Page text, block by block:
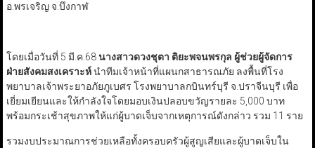
อ.พรเจริญ จ.บึงกาฬ
โดยเมื่อวันที่ 5 มี.ค.68นางสาวดวงชุตา ติยะพจนพรกุล ผู้ช่วยผู้จัดการ
ฝ่ายสังคมสงเคราะห์นำทีมเจ้าหน้าที่แผนกสาธารณภัย ลงพื้นที่โรง
พยาบาลเจ้าพระยาอภัยภูเบศร โรงพยาบาลกบินทร์บุรี จ.ปราจีนบุรี เพื่อ
เยี่ยมเยียนและให้กำลังใจโดยมอบเงินปลอบขวัญรายละ 5,000 บาท
พร้อมกระเช้าสุขภาพให้แก่ผู้บาดเจ็บจากเหตุการณ์ดังกล่าว รวม 11 ราย
รวมงบประมาณการช่วยเหลือทั้งครอบครัวผู้สูญเสียและผู้บาดเจ็บใน